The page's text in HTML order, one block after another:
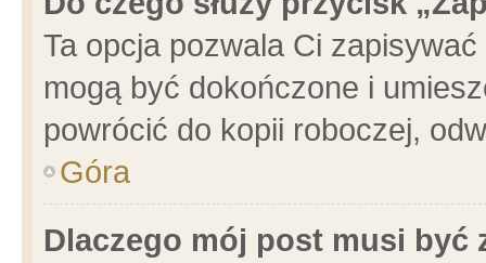
Ta opcja pozwala Ci
mogą być dokończone i
powrócić do kopii roboczej,
Góra
Dlaczego mój post musi być